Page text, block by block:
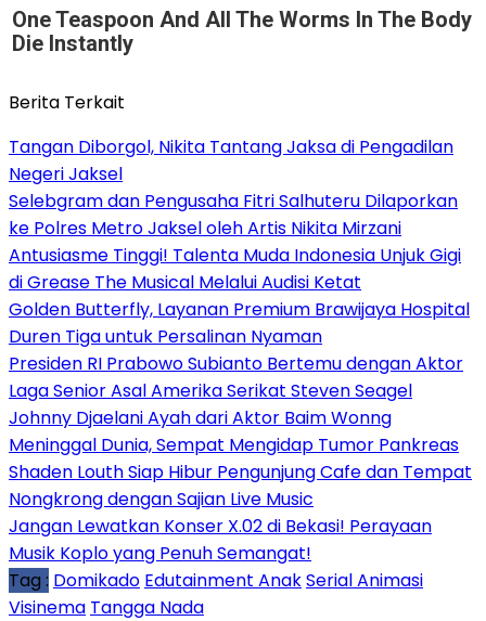
One Teaspoon And All The Worms In The Body
Die Instantly
Berita Terkait
Tangan Diborgol, Nikita Tantang Jaksa di Pengadilan
Negeri Jaksel
Selebgram dan Pengusaha Fitri Salhuteru Dilaporkan
ke Polres Metro Jaksel oleh Artis Nikita Mirzani
Antusiasme Tinggi! Talenta Muda Indonesia Unjuk Gigi
di Grease The Musical Melalui Audisi Ketat
Golden Butterfly, Layanan Premium Brawijaya Hospital
Duren Tiga untuk Persalinan Nyaman
Presiden RI Prabowo Subianto Bertemu dengan Aktor
Laga Senior Asal Amerika Serikat Steven Seagel
Johnny Djaelani Ayah dari Aktor Baim Wonng
Meninggal Dunia, Sempat Mengidap Tumor Pankreas
Shaden Louth Siap Hibur Pengunjung Cafe dan Tempat
Nongkrong dengan Sajian Live Music
Jangan Lewatkan Konser X.02 di Bekasi! Perayaan
Musik Koplo yang Penuh Semangat!
Tag : Domikado Edutainment AnakSerial Animasi
Visinema Tangga Nada